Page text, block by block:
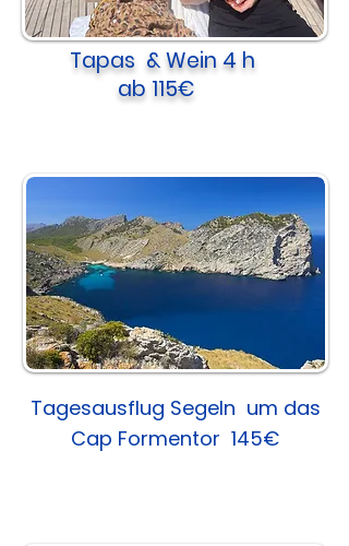
Tapas & Wein 4 h
ab 115€
Tagesausflug Segeln um das
Cap Formentor 145€